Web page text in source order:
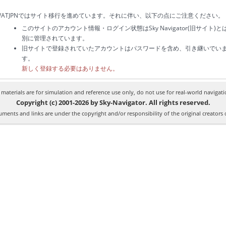
ではサイト移行を進めています。それに伴い、以下の点にご注意ください。
このサイトのアカウント情報・ログイン状態はSky Navigator(旧サイト)と
別に管理されています。
旧サイトで登録されていたアカウントはパスワードを含め、引き継いでいま
す。
新しく登録する必要はありません。
are for simulation and reference use only, do not use for real-world
Copyright (c) 2001-2026 by Sky-Navigator. All rights reserved.
and links are under the copyright and/or responsibility of the original creators